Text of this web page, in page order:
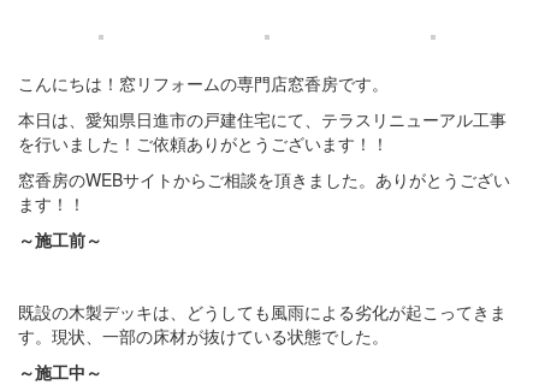
こんにちは！窓リフォームの専門店窓香房です。
本日は、愛知県日進市の戸建住宅にて、テラスリニューアル工事
を行いました！ご依頼ありがとうございます！！
窓香房のWEBサイトからご相談を頂きました。ありがとうござい
ます！！
～施工前～
既設の木製デッキは、どうしても風雨による劣化が起こってきま
す。現状、一部の床材が抜けている状態でした。
～施工中～